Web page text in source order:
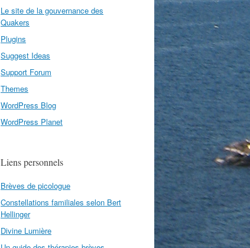
Le site de la gouvernance des
Quakers
Plugins
Suggest Ideas
Support Forum
Themes
WordPress Blog
WordPress Planet
Liens personnels
Brèves de picologue
Constellations familiales selon Bert
Hellinger
Divine Lumière